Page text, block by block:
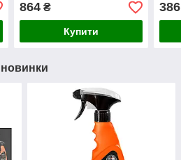
864₴
Купити
386
новинки